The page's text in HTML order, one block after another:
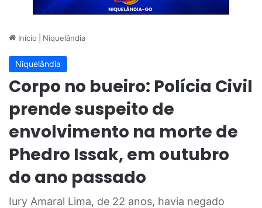
Início Niquelândia
Niquelândia
Corpo no bueiro: Polícia Civil
prende suspeito de
envolvimento na morte de
Phedro Issak, em outubro
do ano passado
Iury Amaral Lima, de 22 anos, havia negado